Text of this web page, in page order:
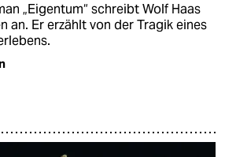
„Eigentum“ schreibt Wolf Haas
an. Er erzählt von der Tragik eines